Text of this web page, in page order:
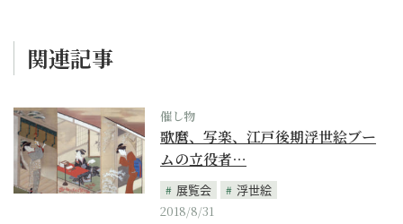
関連記事
催し物
歌麿、写楽、江戸後期浮世絵ブー
ムの立役者…
展覧会
浮世絵
2018/8/31